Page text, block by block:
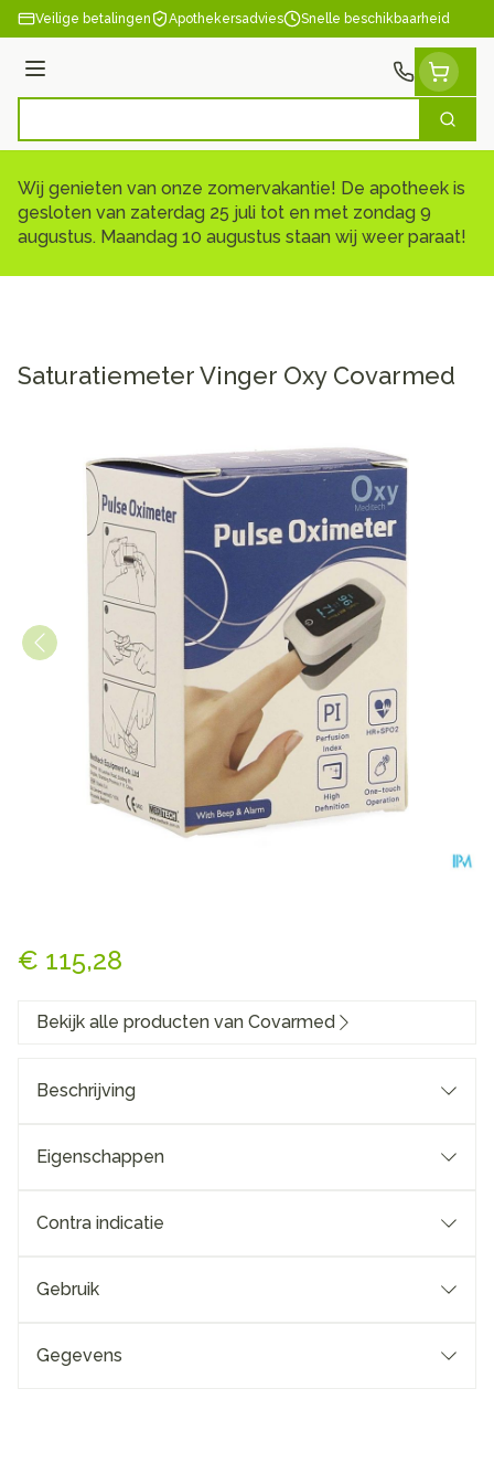
Ga naar de inhoud
Veilige betalingen Apothekersadvies Snelle beschikbaarheid
Menu
Zoek
Wij genieten van onze zomervakantie! De apotheek is
gesloten van zaterdag 25 juli tot en met zondag 9
augustus. Maandag 10 augustus staan wij weer paraat!
Saturatiemeter Vinger Oxy Covarmed
€ 115,28
Bekijk alle producten van Covarmed
Beschrijving
Eigenschappen
Contra indicatie
Gebruik
Gegevens